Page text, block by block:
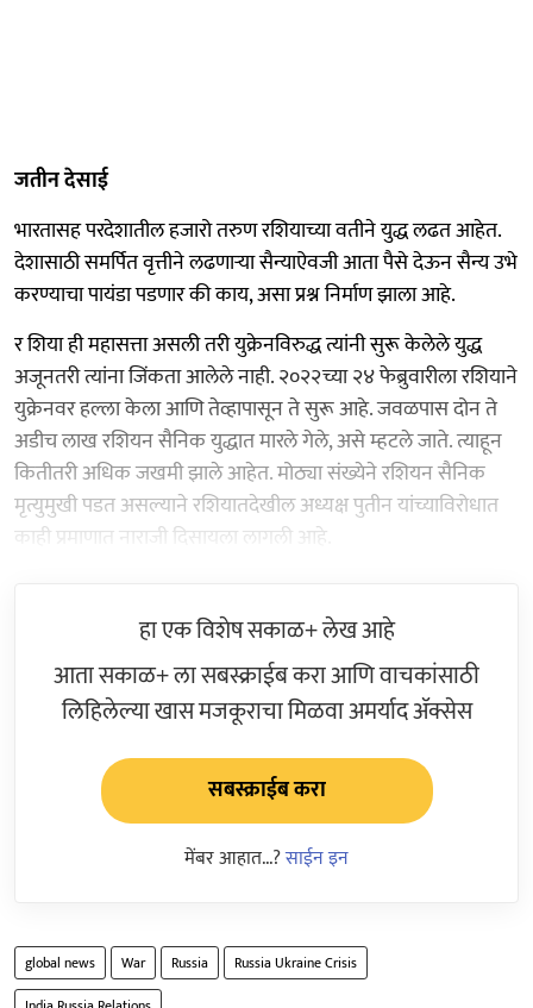
जतीन देसाई
भारतासह परदेशातील हजारो तरुण रशियाच्या वतीने युद्ध लढत आहेत.
देशासाठी समर्पित वृत्तीने लढणाऱ्या सैन्याऐवजी आता पैसे देऊन सैन्य उभे
करण्याचा पायंडा पडणार की काय, असा प्रश्न निर्माण झाला आहे.
र शिया ही महासत्ता असली तरी युक्रेनविरुद्ध त्यांनी सुरू केलेले युद्ध
अजूनतरी त्यांना जिंकता आलेले नाही. २०२२च्या २४ फेब्रुवारीला रशियाने
युक्रेनवर हल्ला केला आणि तेव्हापासून ते सुरू आहे. जवळपास दोन ते
अडीच लाख रशियन सैनिक युद्धात मारले गेले, असे म्हटले जाते. त्याहून
कितीतरी अधिक जखमी झाले आहेत. मोठ्या संख्येने रशियन सैनिक
मृत्युमुखी पडत असल्याने रशियातदेखील अध्यक्ष पुतीन यांच्याविरोधात
काही प्रमाणात नाराजी दिसायला लागली आहे.
हा एक विशेष सकाळ+ लेख आहे
आता सकाळ+ ला सबस्क्राईब करा आणि वाचकांसाठी
लिहिलेल्या खास मजकूराचा मिळवा अमर्याद ॲक्सेस
सबस्क्राईब करा
मेंबर आहात...?साईन इन
global news War Russia
Russia Ukraine Crisis